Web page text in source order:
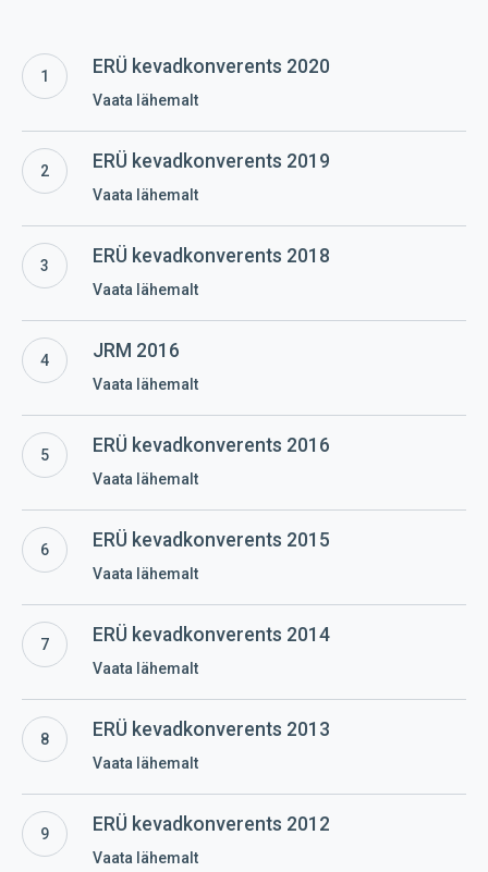
kevadkonverents
2020
ERÜ kevadkonverents 2020
Vaata lähemalt
kevadkonverents
2019
ERÜ kevadkonverents 2019
Vaata lähemalt
kevadkonverents
2018
ERÜ kevadkonverents 2018
Vaata lähemalt
2016
JRM 2016
Vaata lähemalt
kevadkonverents
2016
ERÜ kevadkonverents 2016
Vaata lähemalt
kevadkonverents
2015
ERÜ kevadkonverents 2015
Vaata lähemalt
kevadkonverents
2014
ERÜ kevadkonverents 2014
Vaata lähemalt
kevadkonverents
2013
ERÜ kevadkonverents 2013
Vaata lähemalt
kevadkonverents
2012
ERÜ kevadkonverents 2012
Vaata lähemalt